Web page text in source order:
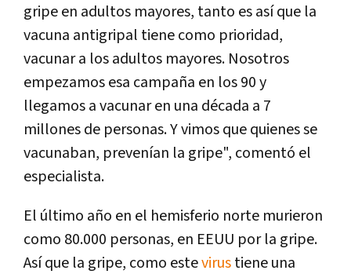
gripe en adultos mayores, tanto es así que la
vacuna antigripal tiene como prioridad,
vacunar a los adultos mayores. Nosotros
empezamos esa campaña en los 90 y
llegamos a vacunar en una década a 7
millones de personas. Y vimos que quienes se
vacunaban, prevenían la gripe", comentó el
especialista.
El último año en el hemisferio norte murieron
como 80.000 personas, en EEUU por la gripe.
Así que la gripe, como estevirustiene una